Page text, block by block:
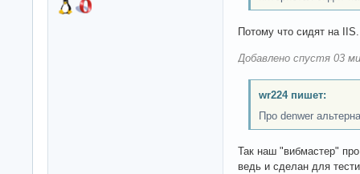
Потому что сидят на
Добавлено спустя 03
wr224 пишет:
Про denwer
Так наш "вибмастер"
ведь и сделан для